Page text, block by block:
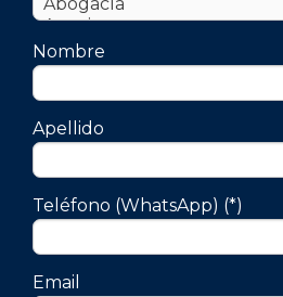
Nombre
Apellido
Teléfono (WhatsApp) (*)
Email